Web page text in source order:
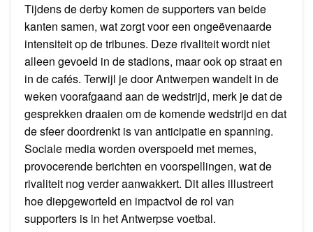
Tijdens de derby komen de supporters van beide
kanten samen, wat zorgt voor een ongeëvenaarde
intensiteit op de tribunes. Deze rivaliteit wordt niet
alleen gevoeld in de stadions, maar ook op straat en
in de cafés. Terwijl je door Antwerpen wandelt in de
weken voorafgaand aan de wedstrijd, merk je dat de
gesprekken draaien om de komende wedstrijd en dat
de sfeer doordrenkt is van anticipatie en spanning.
Sociale media worden overspoeld met memes,
provocerende berichten en voorspellingen, wat de
rivaliteit nog verder aanwakkert. Dit alles illustreert
hoe diepgeworteld en impactvol de rol van
supporters is in het Antwerpse voetbal.